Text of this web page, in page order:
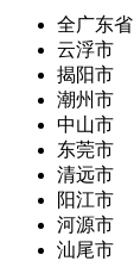
全广东省
云浮市
揭阳市
潮州市
中山市
东莞市
清远市
阳江市
河源市
汕尾市